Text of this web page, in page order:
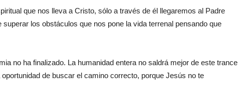
que nos lleva a Cristo, sólo a través de él llegaremos al Padre
los obstáculos que nos pone la vida terrenal pensando que
no ha finalizado. La humanidad entera no saldrá mejor de este trance
de buscar el camino correcto, porque Jesús no te